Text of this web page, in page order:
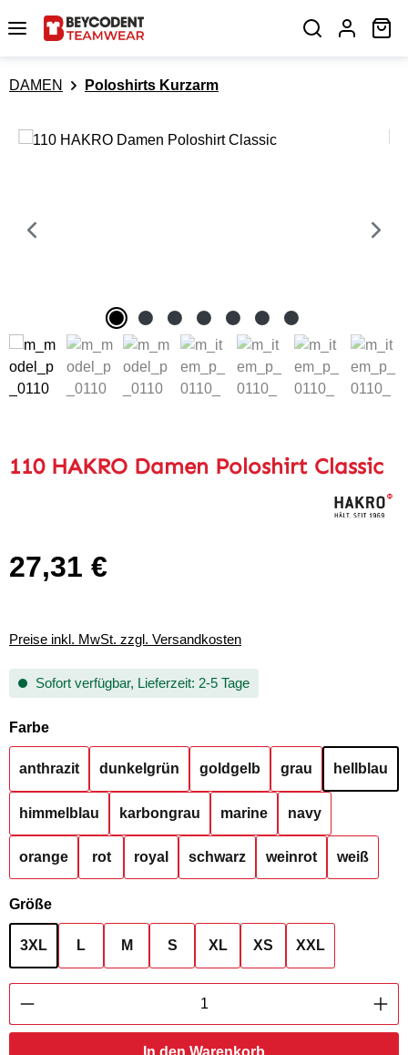
Zum Hauptinhalt springen
DAMEN Poloshirts Kurzarm
Bildergalerie überspringen
110 HAKRO Damen Poloshirt Classic
Regulärer Preis:
27,31 €
Preise inkl. MwSt. zzgl. Versandkosten
Sofort verfügbar, Lieferzeit: 2-5 Tage
Farbeauswählen
anthrazit dunkelgrün goldgelb grau hellblau
himmelblau karbongrau marine navy
orange rot royal schwarz weinrot weiß
Größeauswählen
3XL L M S XL XS XXL
Produkt Anzahl: Gib den gewünschten
In den Warenkorb